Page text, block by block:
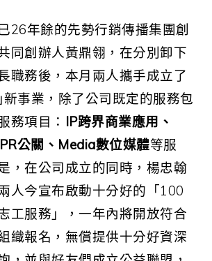
26年餘的先勢行銷傳播集團創
同創辦人黃鼎翎，在分別卸下
職務後，本月兩人攜手成立了
新事業，除了公司既定的服務包
務項目： IP跨界商業應用、
公關、Media數位媒體等服
，在公司成立的同時，楊忠翰
人今宣布啟動十分好的「100
工服務」，一年內將開放符合
織報名，無償提供十分好資深